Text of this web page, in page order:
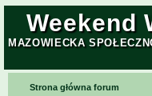
Weekend
MAZOWIECKA
Strona główna forum